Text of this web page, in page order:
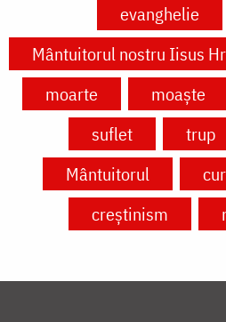
evanghelie
Mântuitorul nostru Iisus
moarte
moaște
suflet
trup
Mântuitorul
creștinism